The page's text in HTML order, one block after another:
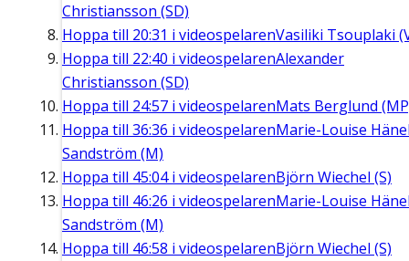
Christiansson (SD)
Hoppa till 20:31 i videospelarenVasiliki Tsouplaki
Hoppa till 22:40 i videospelarenAlexander
Christiansson (SD)
Hoppa till 24:57 i videospelarenMats Berglund
Hoppa till 36:36 i videospelarenMarie-Louise
Sandström (M)
Hoppa till 45:04i videospelarenBjörn Wiechel (S)
Hoppa till 46:26 i videospelarenMarie-Louise
Sandström (M)
Hoppa till 46:58 i videospelarenBjörn Wiechel (S)